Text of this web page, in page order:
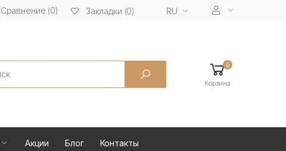
Сравнение (0) Закладки (0) RU
0
Корзина
Акции Блог Контакты